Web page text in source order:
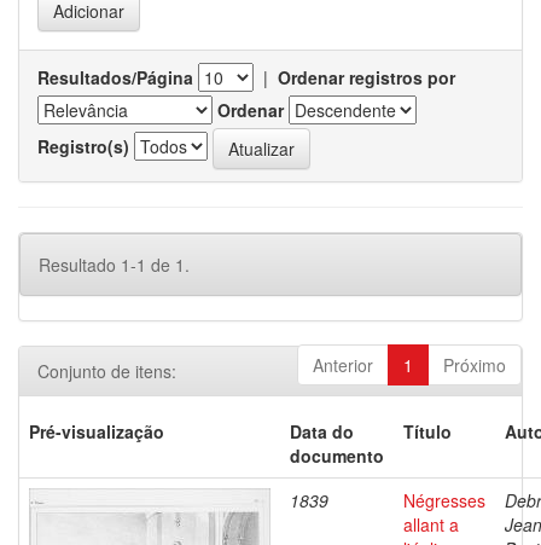
Resultados/Página | Ordenar registros por
Ordenar
Registro(s)
Resultado 1-1 de 1.
Anterior 1 Próximo
Conjunto de itens:
Pré-visualização
Data do
documento
Título
1839
Négresses
allant a
Jean